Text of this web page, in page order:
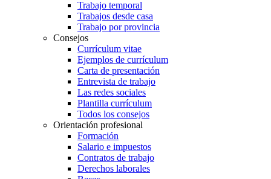
Trabajo temporal
Trabajos desde casa
Trabajo por provincia
Consejos
Currículum vitae
Ejemplos de currículum
Carta de presentación
Entrevista de trabajo
Las redes sociales
Plantilla currículum
Todos los consejos
Orientación profesional
Formación
Salario e impuestos
Contratos de trabajo
Derechos laborales